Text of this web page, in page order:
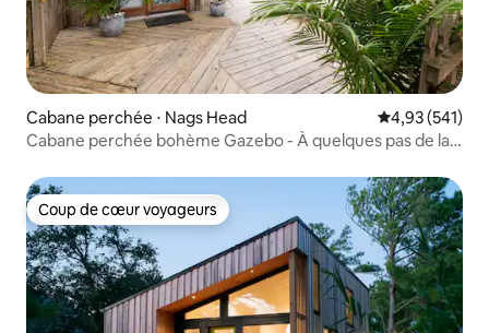
Cabane perchée ⋅ Nags Head Évaluation
4,93 (541)
Cabane perchée bohème Gazebo - À quelques pas de la
Coup de cœur voyageurs
Coup de cœur voyageurs